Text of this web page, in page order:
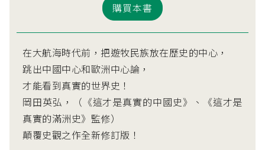
購買本書
在大航海時代前，把遊牧民族放在歷史的中心，
跳出中國中心和歐洲中心論，
才能看到真實的世界史！
岡田英弘，（《這才是真實的中國史》、《這才是
真實的滿洲史》監修）
顛覆史觀之作全新修訂版！